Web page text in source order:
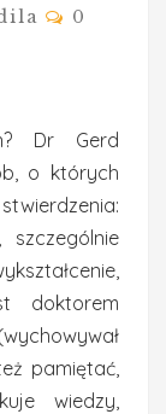
0
Dr Gerd
o których
doktorem
pamiętać,
wiedzy,